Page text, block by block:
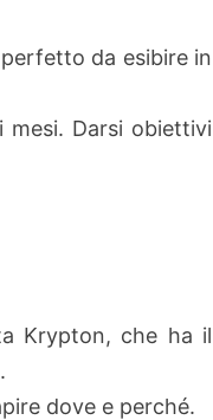
da esibire in
Darsi obiettivi
Krypton, che ha il
dove e perché.